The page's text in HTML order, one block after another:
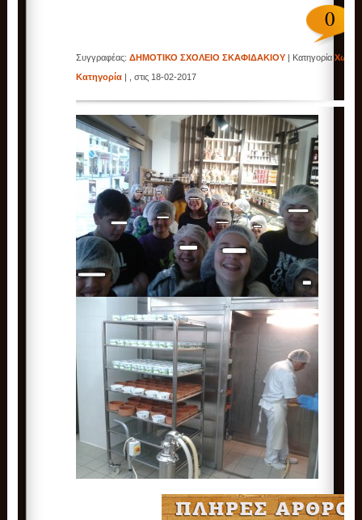
0
Συγγραφέας:ΔΗΜΟΤΙΚΟ ΣΧΟΛΕΙΟ ΣΚΑΦΙΔΑΚΙΟΥ | ΚατηγορίαΧωρίς
Κατηγορία | , στις 18-02-2017